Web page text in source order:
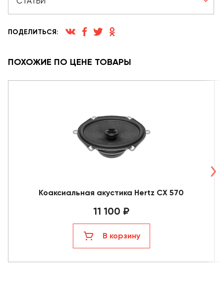
ПОДЕЛИТЬСЯ:
ПОХОЖИЕ ПО ЦЕНЕ ТОВАРЫ
Коаксиальная акустика Hertz CX 570
11 100 ₽
В корзину